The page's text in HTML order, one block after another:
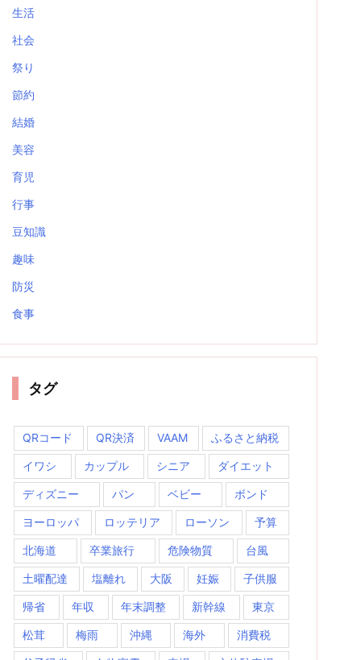
生活
社会
祭り
節約
結婚
美容
育児
行事
豆知識
趣味
防災
食事
タグ
QRコード QR決済 VAAM ふるさと納税
イワシ カップル シニア ダイエット
ディズニー パン ベビー ボンド
ヨーロッパ ロッテリア ローソン 予算
北海道 卒業旅行 危険物質 台風
土曜配達 塩離れ 大阪 妊娠 子供服
帰省 年収 年末調整 新幹線 東京
松茸 梅雨 沖縄 海外 消費税